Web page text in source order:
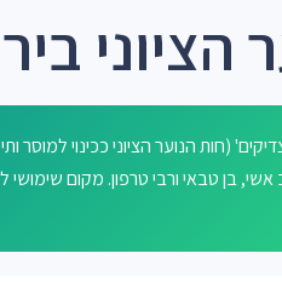
הציוני
(חות הנוער הציוני ככינוי למוסר
רב אשי, בן טבאי ורבי טרפון. מקום